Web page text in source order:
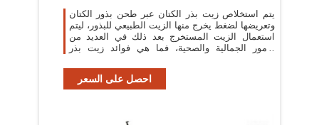
يتم استخلاص زيت بذر الكتان عبر طحن بذور الكتان
وتعريضها لضغط يخرج منها الزيت الطبيعي للبذور، ليتم
استعمال الزيت المستخرج بعد ذلك في العديد من
الأمور الجمالية والصحية، فما هي فوائد زيت بذر
احصل على السعر